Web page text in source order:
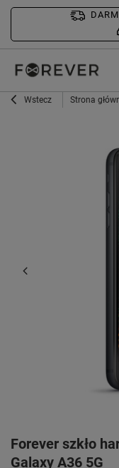
Wstecz Strona
Forever szkło
Galaxy A36 5G